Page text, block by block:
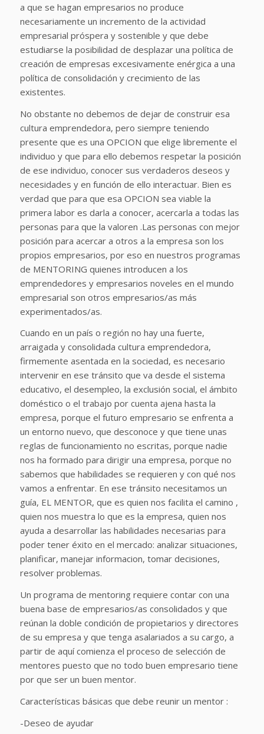
a que se hagan empresarios no produce
necesariamente un incremento de la actividad
empresarial próspera y sostenible y que debe
estudiarse la posibilidad de desplazar una política de
creación de empresas excesivamente enérgica a una
política de consolidación y crecimiento de las
existentes.
No obstante no debemos de dejar de construir esa
cultura emprendedora, pero siempre teniendo
presente que es una OPCION que elige libremente el
individuo y que para ello debemos respetar la posición
de ese individuo, conocer sus verdaderos deseos y
necesidades y en función de ello interactuar. Bien es
verdad que para que esa OPCION sea viable la
primera labor es darla a conocer, acercarla a todas las
personas para que la valoren .Las personas con mejor
posición para acercar a otros a la empresa son los
propios empresarios, por eso en nuestros programas
de MENTORING quienes introducen a los
emprendedores y empresarios noveles en el mundo
empresarial son otros empresarios/as más
experimentados/as.
Cuando en un país o región no hay una fuerte,
arraigada y consolidada cultura emprendedora,
firmemente asentada en la sociedad, es necesario
intervenir en ese tránsito que va desde el sistema
educativo, el desempleo, la exclusión social, el ámbito
doméstico o el trabajo por cuenta ajena hasta la
empresa, porque el futuro empresario se enfrenta a
un entorno nuevo, que desconoce y que tiene unas
reglas de funcionamiento no escritas, porque nadie
nos ha formado para dirigir una empresa, porque no
sabemos que habilidades se requieren y con qué nos
vamos a enfrentar. En ese tránsito necesitamos un
guía, EL MENTOR, que es quien nos facilita el camino ,
quien nos muestra lo que es la empresa, quien nos
ayuda a desarrollar las habilidades necesarias para
poder tener éxito en el mercado: analizar situaciones,
planificar, manejar informacion, tomar decisiones,
resolver problemas.
Un programa de mentoring requiere contar con una
buena base de empresarios/as consolidados y que
reúnan la doble condición de propietarios y directores
de su empresa y que tenga asalariados a su cargo, a
partir de aquí comienza el proceso de selección de
mentores puesto que no todo buen empresario tiene
por que ser un buen mentor.
Características básicas que debe reunir un mentor :
-Deseo de ayudar